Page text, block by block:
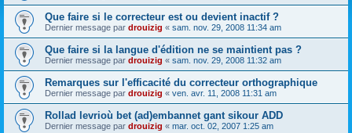
Que faire si le correcteur est ou devient inactif ?
Dernier message par drouizig « sam. nov. 29, 2008 11:34 am
Que faire si la langue d'édition ne se maintient pas ?
Dernier message par drouizig « sam. nov. 29, 2008 11:32 am
Remarques sur l'efficacité du correcteur orthographique
Dernier message par drouizig « ven. avr. 11, 2008 11:31 am
Rollad levrioù bet (ad)embannet gant sikour ADD
Dernier message par drouizig « mar. oct. 02, 2007 1:25 am